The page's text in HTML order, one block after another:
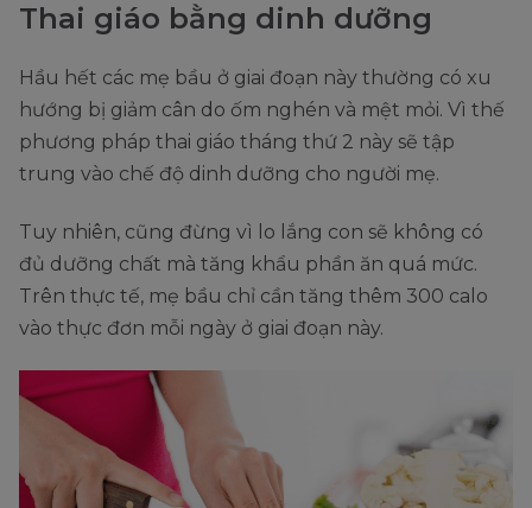
Thai giáo bằng dinh dưỡng
Hầu hết các mẹ bầu ở giai đoạn này thường có xu
hướng bị giảm cân do ốm nghén và mệt mỏi. Vì thế
phương pháp thai giáo tháng thứ 2 này sẽ tập
trung vào chế độ dinh dưỡng cho người mẹ.
Tuy nhiên, cũng đừng vì lo lắng con sẽ không có
đủ dưỡng chất mà tăng khẩu phần ăn quá mức.
Trên thực tế, mẹ bầu chỉ cần tăng thêm 300 calo
vào thực đơn mỗi ngày ở giai đoạn này.